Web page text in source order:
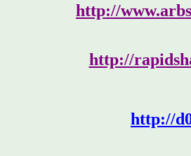
http://
http://
http://